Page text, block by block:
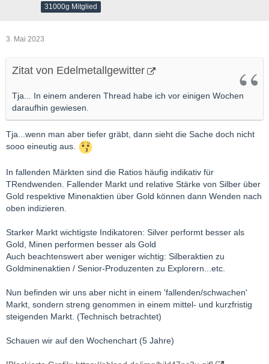
31000g Mitglied
3. Mai 2023
Zitat von Edelmetallgewitter
Tja... In einem anderen Thread habe ich vor einigen Wochen
daraufhin gewiesen.
Tja...wenn man aber tiefer gräbt, dann sieht die Sache doch nicht
sooo eineutig aus.
In fallenden Märkten sind die Ratios häufig indikativ für
TRendwenden. Fallender Markt und relative Stärke von Silber über
Gold respektive Minenaktien über Gold können dann Wenden nach
oben indizieren.
Starker Markt wichtigste Indikatoren: Silver performt besser als
Gold, Minen performen besser als Gold
Auch beachtenswert aber weniger wichtig: Silberaktien zu
Goldminenaktien / Senior-Produzenten zu Explorern...etc.
Nun befinden wir uns aber nicht in einem 'fallenden/schwachen'
Markt, sondern streng genommen in einem mittel- und kurzfristig
steigenden Markt. (Technisch betrachtet)
Schauen wir auf den Wochenchart (5 Jahre)